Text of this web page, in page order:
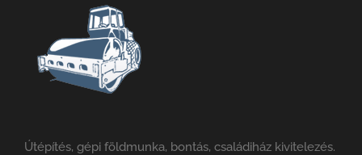
Útépítés, gépi földmunka, bontás, családiház kivitelezés.